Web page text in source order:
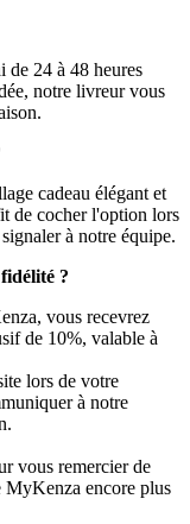
de 24 à 48 heures
notre livreur vous
cadeau élégant et
de cocher l'option lors
à notre équipe.
?
vous recevrez
de 10%, valable à
lors de votre
à notre
vous remercier de
MyKenza encore plus